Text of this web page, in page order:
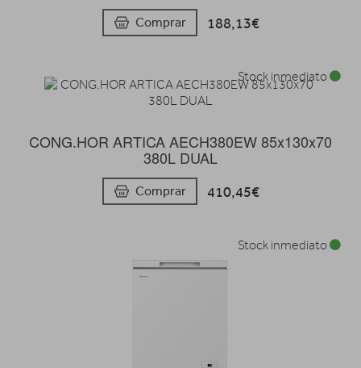
Comprar 188,13€
CONG.HOR ARTICA AECH380EW 85x130x70
380L DUAL
Comprar 410,45€
Stock inmediato
Stock inmediato